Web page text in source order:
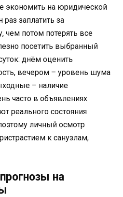
экономить на юридической
заплатить за
чем потом потерять все
посетить выбранный
днём оценить
вечером – уровень шума
– наличие
часто в объявлениях
реального состояния
личный осмотр
к санузлам,
на